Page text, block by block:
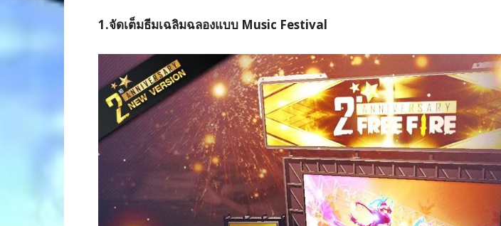
1.จัดเต็มธีมเฉลิมฉลองแบบ Music Festival